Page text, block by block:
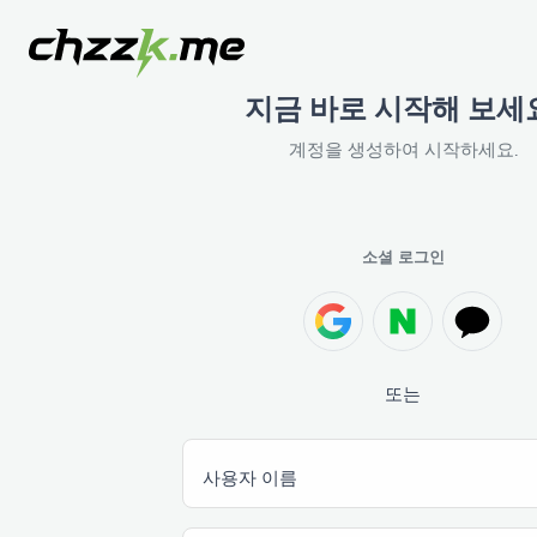
지금 바로 시작해 보세
계정을 생성하여 시작하세요.
소셜 로그인
또는
사용자 이름